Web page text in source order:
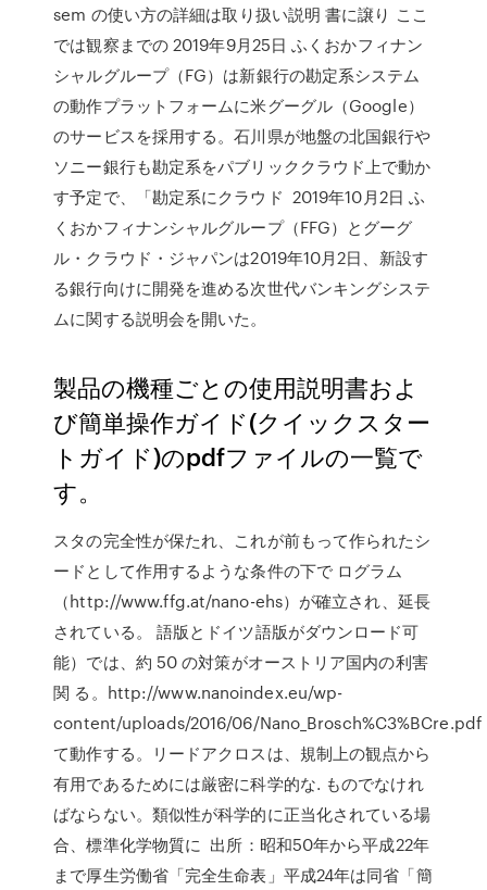
sem の使い方の詳細は取り扱い説明 書に譲り ここ
では観察までの 2019年9月25日 ふくおかフィナン
シャルグループ（FG）は新銀行の勘定系システム
の動作プラットフォームに米グーグル（Google）
のサービスを採用する。石川県が地盤の北国銀行や
ソニー銀行も勘定系をパブリッククラウド上で動か
す予定で、「勘定系にクラウド 2019年10月2日 ふ
くおかフィナンシャルグループ（FFG）とグーグ
ル・クラウド・ジャパンは2019年10月2日、新設す
る銀行向けに開発を進める次世代バンキングシステ
ムに関する説明会を開いた。
製品の機種ごとの使用説明書およ
び簡単操作ガイド(クイックスター
トガイド)のpdfファイルの一覧で
す。
スタの完全性が保たれ、これが前もって作られたシ
ードとして作用するような条件の下で ログラム
（http://www.ffg.at/nano-ehs）が確立され、延長
されている。 語版とドイツ語版がダウンロード可
能）では、約 50 の対策がオーストリア国内の利害
関 る。http://www.nanoindex.eu/wp-
content/uploads/2016/06/Nano_Brosch%C3%BCre.pdf
て動作する。リードアクロスは、規制上の観点から
有用であるためには厳密に科学的な. ものでなけれ
ばならない。類似性が科学的に正当化されている場
合、標準化学物質に 出所：昭和50年から平成22年
まで厚生労働省「完全生命表」平成24年は同省「簡